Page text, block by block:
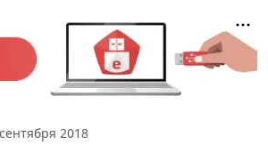
2018